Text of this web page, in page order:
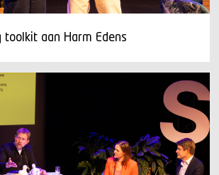
toolkit aan Harm Edens